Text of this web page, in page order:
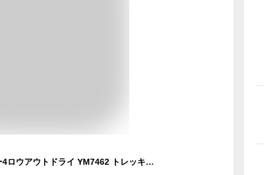
[コロンビア] セイバー4ロウアウトドライ YM7462 トレッキングシューズ メンズ 25.5cm ベージュ